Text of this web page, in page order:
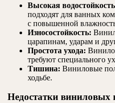
Высокая
подходят для ванных
с повышенной
Износостойкость:
царапинам, ударам и
Простота ухода:
требуют специального
Тишина: Виниловые
ходьбе.
Недостатки виниловых